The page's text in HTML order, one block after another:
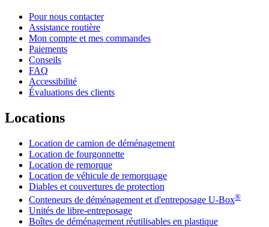
Pour nous contacter
Assistance routière
Mon compte et mes commandes
Paiements
Conseils
FAQ
Accessibilité
Évaluations des clients
Locations
Location de camion de déménagement
Location de fourgonnette
Location de remorque
Location de véhicule de remorquage
Diables et couvertures de protection
Conteneurs de déménagement et d'entreposage U-Box®
Unités de libre-entreposage
Boîtes de déménagement réutilisables en plastique